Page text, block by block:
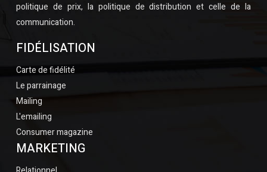
politique de prix, la politique de distribution et celle de la
communication.
FIDÉLISATION
Carte de fidélité
Le parrainage
Mailing
L'emailing
Consumer magazine
MARKETING